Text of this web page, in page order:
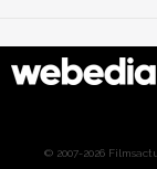
© 2007-2026